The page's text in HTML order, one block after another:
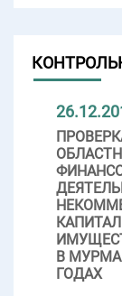
В
ГОДАХ